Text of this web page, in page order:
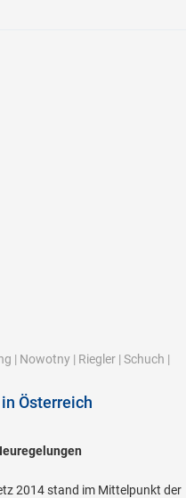
| Nowotny | Riegler | Schuch |
Österreich
2014 stand im Mittelpunkt der